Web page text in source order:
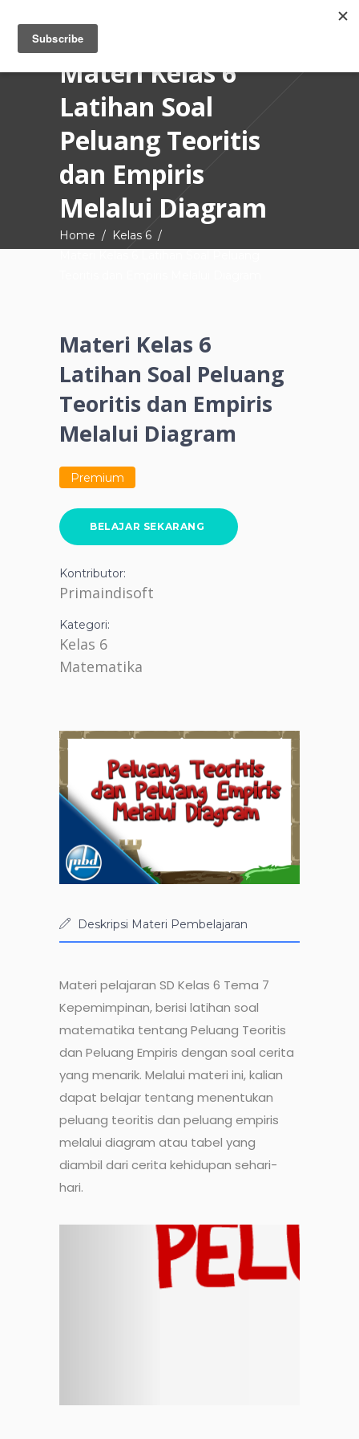
Materi Kelas 6
Latihan Soal
Peluang Teoritis
dan Empiris
Melalui Diagram
Home / Kelas 6 /
Materi Kelas 6
Latihan Soal Peluang
Teoritis dan Empiris
Melalui Diagram
Premium
BELAJAR SEKARANG
Kontributor:
Primaindisoft
Kategori:
Kelas 6
Matematika
Deskripsi Materi Pembelajaran
Materi pelajaran SD Kelas 6 Tema 7
Kepemimpinan, berisi latihan soal
matematika tentang Peluang Teoritis
dan Peluang Empiris dengan soal cerita
yang menarik. Melalui materi ini, kalian
dapat belajar tentang menentukan
peluang teoritis dan peluang empiris
melalui diagram atau tabel yang
diambil dari cerita kehidupan sehari-
hari.